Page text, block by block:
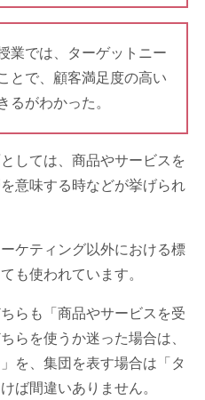
業では、ターゲットニー
とで、顧客満足度の高い
るがわかった。
しては、商品やサービスを
意味する時などが挙げられ
ケティング以外における標
も使われています。
らも「商品やサービスを受
らを使うか迷った場合は、
を、集団を表す場合は「タ
ば間違いありません。